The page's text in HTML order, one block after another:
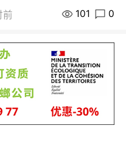
前 101 0